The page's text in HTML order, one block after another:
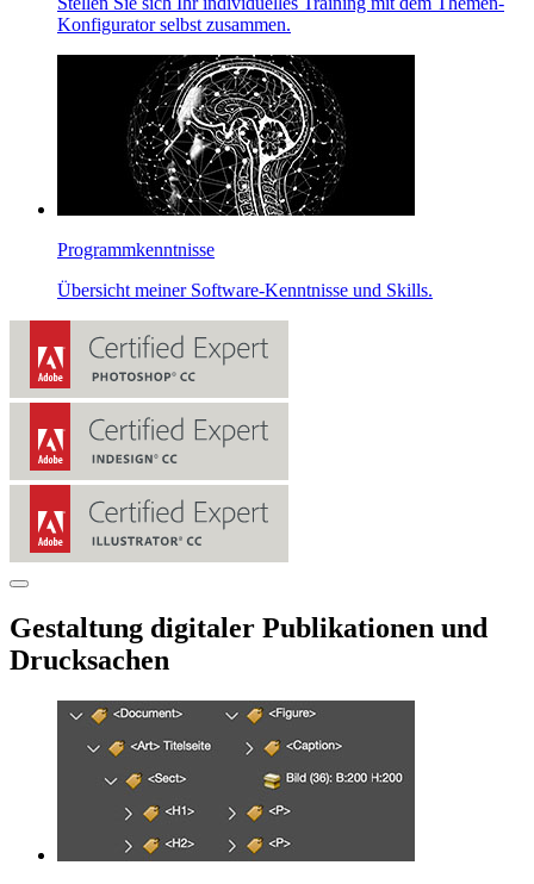
Konfigurator selbst zusammen.
Programmkenntnisse
Übersicht meiner Software-Kenntnisse und Skills.
Gestaltung digitaler Publikationen und
Drucksachen